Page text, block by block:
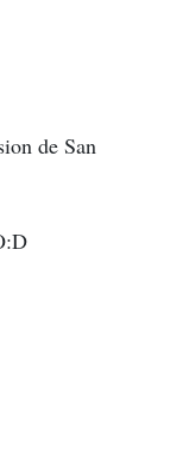
de San